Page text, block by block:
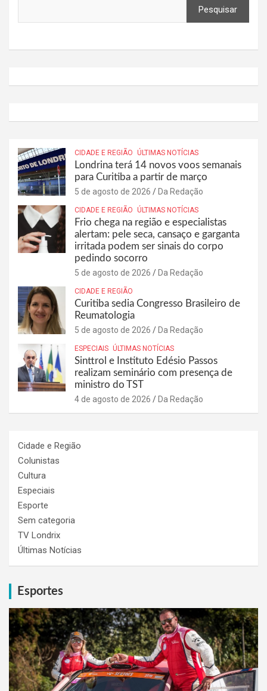
Pesquisar
CIDADE E REGIÃO ÚLTIMAS NOTÍCIAS
Londrina terá 14 novos voos semanais
para Curitiba a partir de março
5 de agosto de 2026 Da Redação
CIDADE E REGIÃO ÚLTIMAS NOTÍCIAS
Frio chega na região e especialistas
alertam: pele seca, cansaço e garganta
irritada podem ser sinais do corpo
pedindo socorro
5 de agosto de 2026 Da Redação
CIDADE E REGIÃO
Curitiba sedia Congresso Brasileiro de
Reumatologia
5 de agosto de 2026 Da Redação
ESPECIAIS ÚLTIMAS NOTÍCIAS
Sinttrol e Instituto Edésio Passos
realizam seminário com presença de
ministro do TST
4 de agosto de 2026 Da Redação
Cidade e Região
Colunistas
Cultura
Especiais
Esporte
Sem categoria
TV Londrix
Últimas Notícias
Esportes